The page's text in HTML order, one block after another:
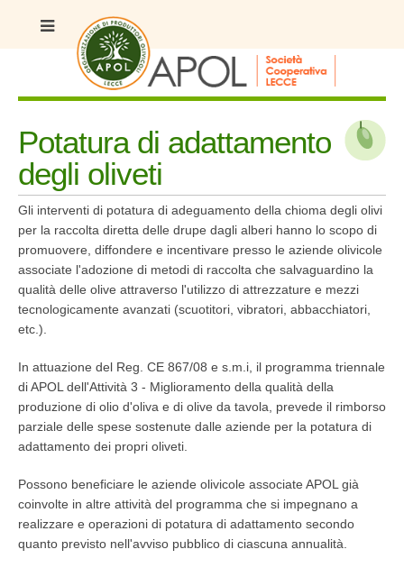
Potatura di adattamento
degli oliveti
Gli interventi di potatura di adeguamento della chioma degli olivi
per la raccolta diretta delle drupe dagli alberi hanno lo scopo di
promuovere, diffondere e incentivare presso le aziende olivicole
associate l'adozione di metodi di raccolta che salvaguardino la
qualità delle olive attraverso l'utilizzo di attrezzature e mezzi
tecnologicamente avanzati (scuotitori, vibratori, abbacchiatori,
etc.).
In attuazione del Reg. CE 867/08 e s.m.i, il programma triennale
di APOL dell'Attività 3 - Miglioramento della qualità della
produzione di olio d'oliva e di olive da tavola, prevede il rimborso
parziale delle spese sostenute dalle aziende per la potatura di
adattamento dei propri oliveti.
Possono beneficiare le aziende olivicole associate APOL già
coinvolte in altre attività del programma che si impegnano a
realizzare e operazioni di potatura di adattamento secondo
quanto previsto nell'avviso pubblico di ciascuna annualità.